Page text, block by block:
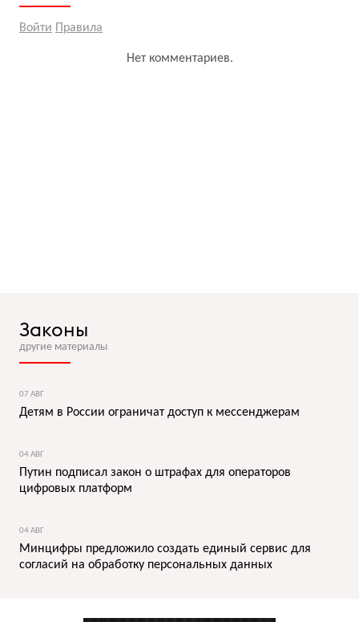
Войти Правила
Нет комментариев.
Законы
другие материалы
07 АВГ
Детям в России ограничат доступ к мессенджерам
04 АВГ
Путин подписал закон о штрафах для операторов
цифровых платформ
04 АВГ
Минцифры предложило создать единый сервис для
согласий на обработку персональных данных